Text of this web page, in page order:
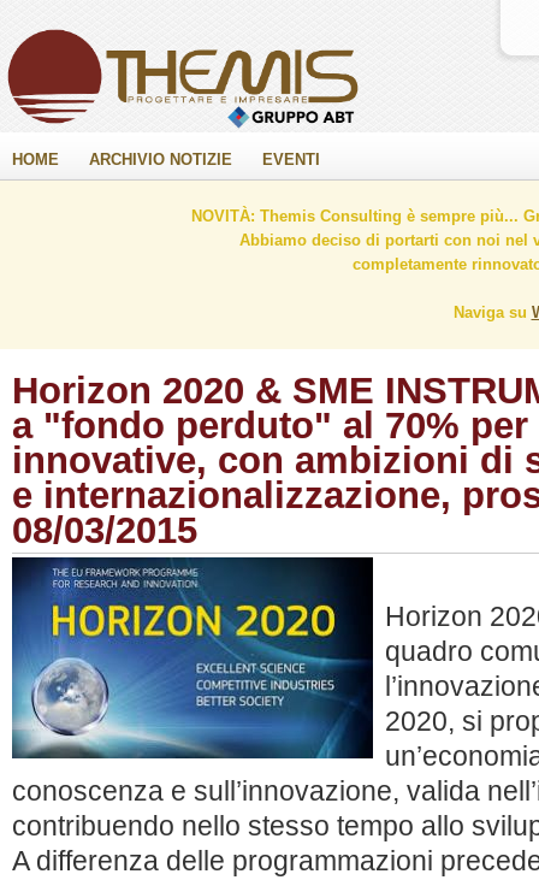
HOME ARCHIVIO NOTIZIE EVENTI
NOVITÀ: Themis Consulting è sempre più...
Abbiamo deciso di portarti con noi nel
completamente
Naviga su
Horizon 2020 & SME
a "fondo perduto" al 70% per
innovative, con ambizioni di
e internazionalizzazione,
08/03/2015
Horizon
quadro
2020, si
conoscenza e sull’innovazione, valida
contribuendo nello stesso tempo allo
A differenza delle programmazioni